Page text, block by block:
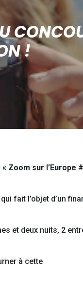
!
Zoom sur l’Europe
fait l’objet d’un
et deux nuits, 2
à cette